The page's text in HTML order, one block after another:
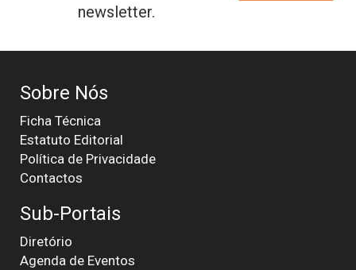
newsletter.
Sobre Nós
Ficha Técnica
Estatuto Editorial
Política de Privacidade
Contactos
Sub-Portais
Diretório
Agenda de Eventos